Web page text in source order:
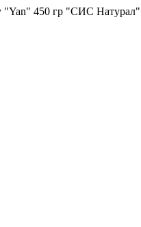
"Yan" 450 гр "СИС Натурал"